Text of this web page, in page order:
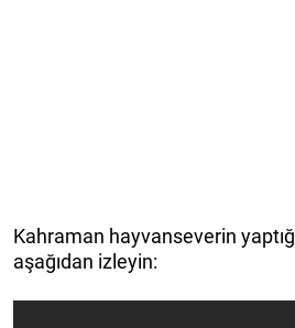
Kahraman hayvanseverin
aşağıdan izleyin: